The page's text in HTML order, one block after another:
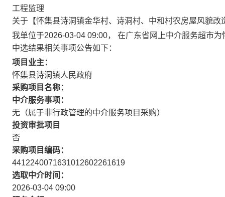
工程监理
关于【怀集县诗洞镇金华村、诗洞村、中和村农房屋风貌
我单位于2026-03-04 09:00， 在广东省网上中介服务超市
中选结果相关事项公告如下：
项目业主：
怀集县诗洞镇人民政府
采购项目名称：
中介服务事项：
无（属于非行政管理的中介服务项目采购）
投资审批项目
否
采购项目编码：
4412240071631012602261619
选取中介时间：
2026-03-04 09:00